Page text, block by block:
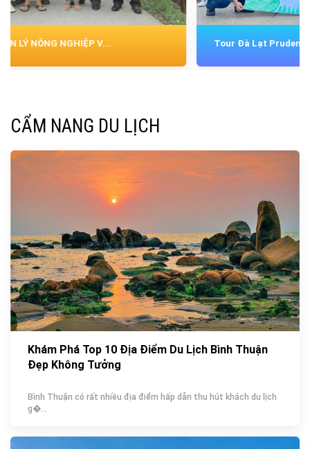
Tour Đà Lạt Prudential ✖️ Zoom Travel 0...
CẨM NANG DU LỊCH
Khám Phá Top 10 Địa Điểm Du Lịch Bình Thuận
Đẹp Không Tưởng
Bình Thuận có rất nhiều địa điểm hấp dẫn thu hút khách du lịch
g�...